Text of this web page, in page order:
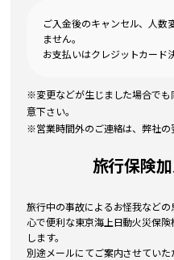
ご入金後のキャンセル、人数
ません。
お支払いはクレジットカード
※変更などが生じました場合で
意下さい。
※営業時間外のご連絡は、弊社の
旅行保険
旅行中の事故によるお怪我など
心で便利な東京海上日動火災保
します。
別途メールにてご案内させていた